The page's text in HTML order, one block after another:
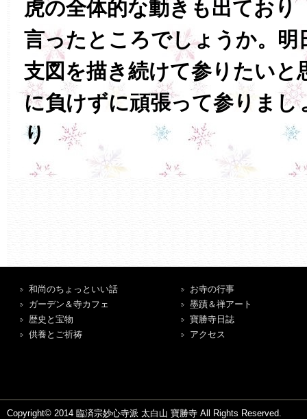
虎の全体的な動きも出ており
言ったところでしょうか。明
支図を描き続けて参りたいと
に負けずに頑張って参りまし
り
和尚のちょっといい話
ガーデン＆寺カフェ
歴史と宝物
供養とご祈祷
お寺の行事
墨蹟＆禅アート
寶勝寺日誌
アクセス
Copyright© 2014 臨済宗妙心寺派 太白山 寶勝寺 All Rights Reserved.